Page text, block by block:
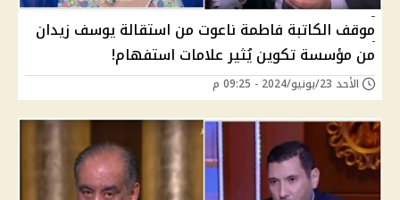
موقف الكاتبة فاطمة ناعوت من استقالة يوسف زيدان
من مؤسسة تكوين يُثير علامات استفهام!
الأحد 23/يونيو/2024 - 09:25 م